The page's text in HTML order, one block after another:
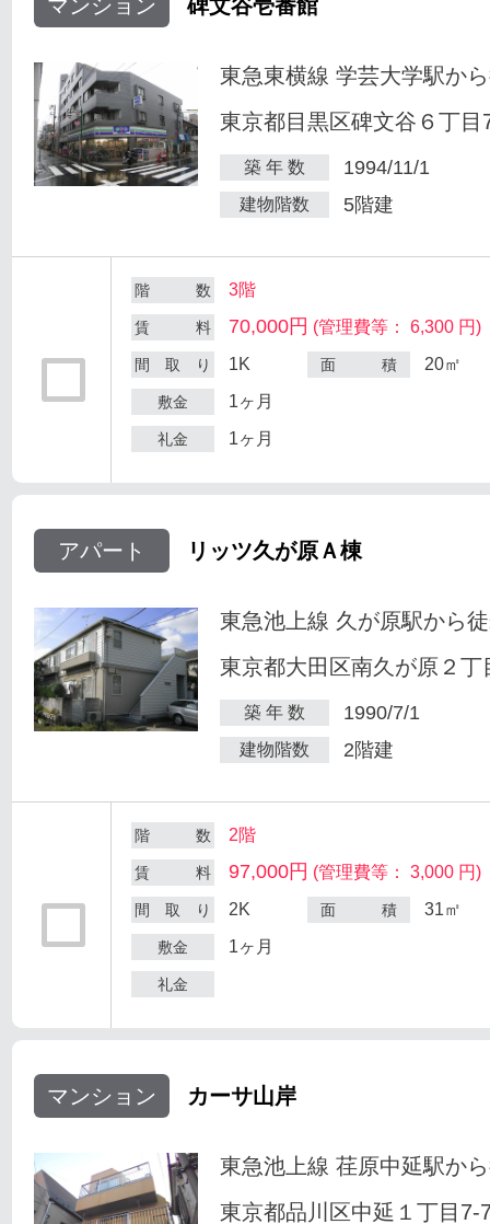
マンション 碑文谷壱番館
東急東横線 学芸大学駅か
東京都目黒区碑文谷６丁目
築 年 数 1994/11/1
建物階数 5階建
階 数 3階
賃 料 70,000円 (管理費等： 6,300 円)
間 取 り 1K 面 積 20㎡
敷金 1ヶ月
礼金 1ヶ月
アパート リッツ久が原Ａ棟
東急池上線 久が原駅から
東京都大田区南久が原２丁
築 年 数 1990/7/1
建物階数 2階建
階 数 2階
賃 料 97,000円 (管理費等： 3,000 円)
間 取 り 2K 面 積 31㎡
敷金 1ヶ月
礼金
マンション カーサ山岸
東急池上線 荏原中延駅か
東京都品川区中延１丁目7-